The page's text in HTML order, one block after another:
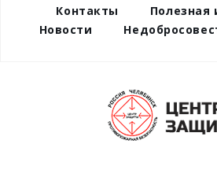
Контакты
Полезная
Новости